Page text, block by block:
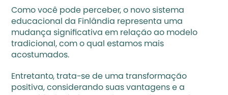
Como você pode perceber, o novo sistema
educacional da Finlândia representa uma
mudança significativa em relação ao modelo
tradicional, com o qual estamos mais
acostumados.
Entretanto, trata-se de uma transformação
positiva, considerando suas vantagens e a